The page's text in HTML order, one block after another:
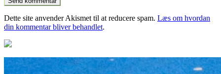
Dette site anvender Akismet til at reducere spam. Læs om hvordan
din kommentar bliver behandlet.